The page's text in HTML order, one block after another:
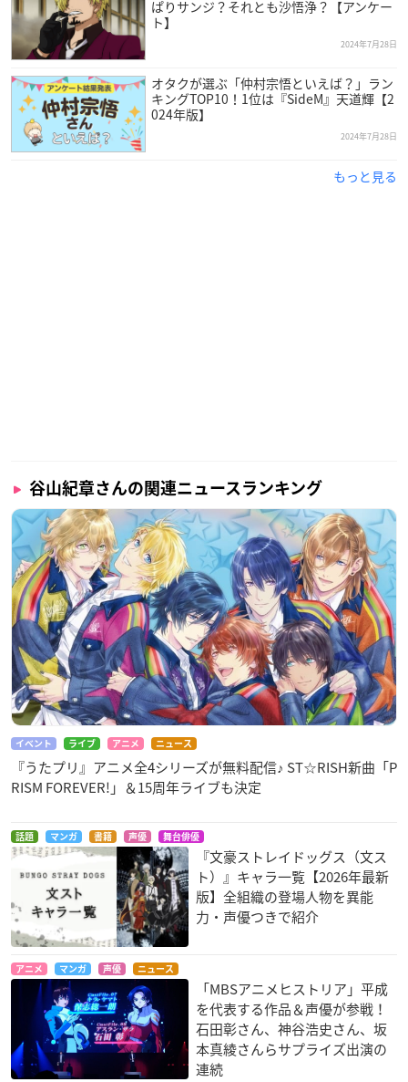
ぱりサンジ？それとも沙悟浄？【アンケー
ト】
2024年7月28日
オタクが選ぶ「仲村宗悟といえば？」ラン
キングTOP10！1位は『SideM』天道輝【2
024年版】
2024年7月28日
もっと見る
谷山紀章さんの関連ニュースランキング
イベント ライブ アニメ ニュース
『うたプリ』アニメ全4シリーズが無料配信♪ ST☆RISH新曲「P
RISM FOREVER!」＆15周年ライブも決定
話題 マンガ 書籍 声優 舞台俳優
『文豪ストレイドッグス（文ス
ト）』キャラ一覧【2026年最新
版】全組織の登場人物を異能
力・声優つきで紹介
アニメ マンガ 声優 ニュース
「MBSアニメヒストリア」平成
を代表する作品＆声優が参戦！
石田彰さん、神谷浩史さん、坂
本真綾さんらサプライズ出演の
連続